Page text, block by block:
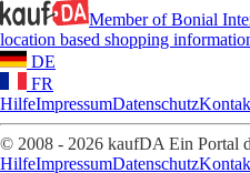
Member of Bonial
location based shopping
DE
FR
HilfeImpressumDatenschutz
© 2008 - 2026 kaufDA Ein Portal
HilfeImpressumDatenschutz